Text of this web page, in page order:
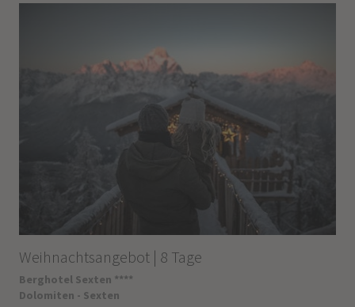
Weihnachtsangebot | 8 Tage
Berghotel Sexten ****
Dolomiten - Sexten